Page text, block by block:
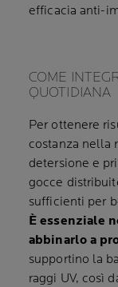
efficacia anti-
COME
QUOTIDIANA
Per ottenere
costanza nella
detersione e
gocce
sufficienti per
È essenziale
abbinarlo a
supportino la
raggi UV, così